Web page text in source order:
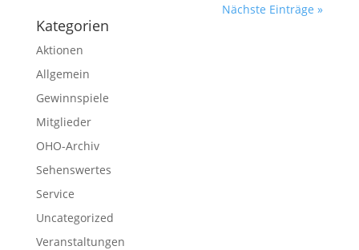
Nächste Einträge »
Kategorien
Aktionen
Allgemein
Gewinnspiele
Mitglieder
OHO-Archiv
Sehenswertes
Service
Uncategorized
Veranstaltungen